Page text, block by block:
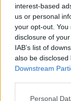
interest-based
us or personal
your opt-out.
disclosure of
IAB’s list of
also be
Downstream
Personal